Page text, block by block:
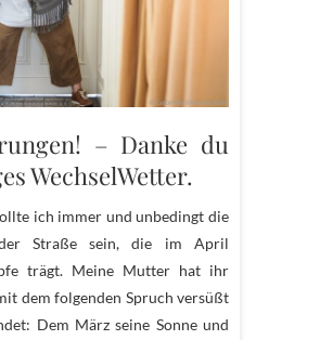
– Danke du
WechselWetter.
ich immer und unbedingt die
Straße sein, die im April
trägt. Meine Mutter hat ihr
dem folgenden Spruch versüßt
Dem März seine Sonne und